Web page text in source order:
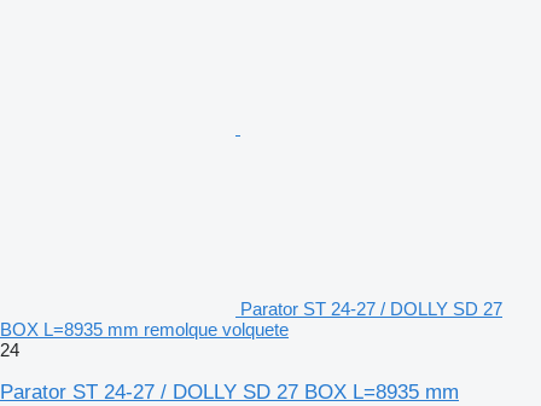
Parator ST 24-27 / DOLLY SD 27
BOX L=8935 mm remolque volquete
24
Parator ST 24-27 / DOLLY SD 27 BOX L=8935 mm